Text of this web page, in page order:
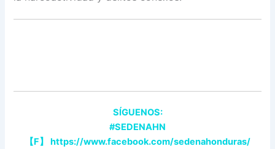
SÍGUENOS:
#SEDENAHN
【F】
https://www.facebook.com/sedenahonduras/